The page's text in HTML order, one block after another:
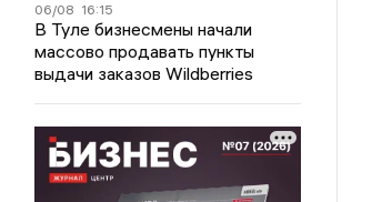
06/08 16:15
В Туле бизнесмены начали
массово продавать пункты
выдачи заказов Wildberries